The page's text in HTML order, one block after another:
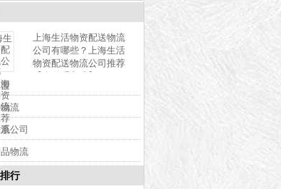
上海生活物资配送物流
公司有哪些？上海生活
物资配送物流公司推荐
流
公司
物流
行